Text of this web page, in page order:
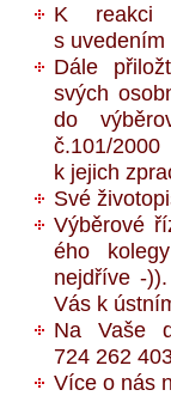
K reakci
s
Dále
svých
do
č.101/
k jejich
Své
Výběrové
ého
nejdříve -
Vás k
Na Vaše
724 262
Více o nás